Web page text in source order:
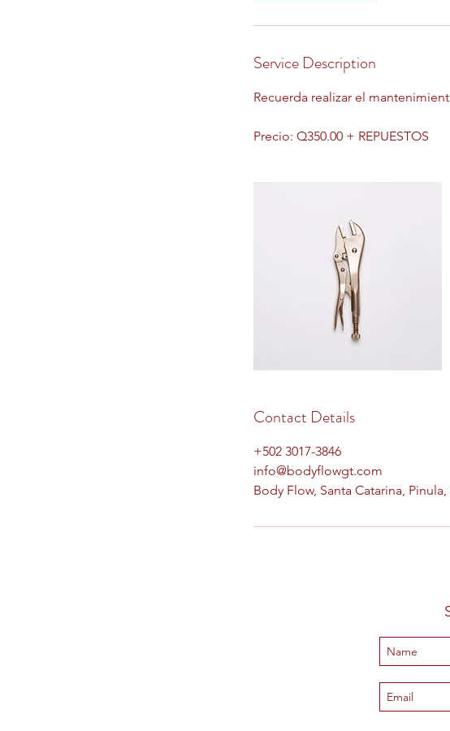
Service Description
Recuerda realizar el
Precio: Q350.00 + REPUESTOS
Contact Details
+502 3017-3846
info@bodyflowgt.com
Body Flow, Santa Catarina,